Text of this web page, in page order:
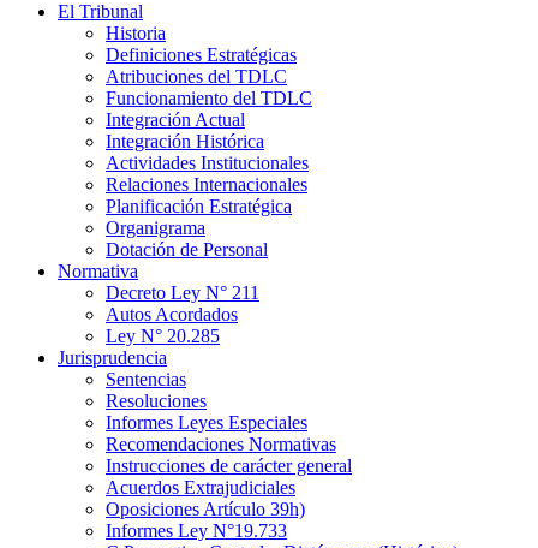
El Tribunal
Historia
Definiciones Estratégicas
Atribuciones del TDLC
Funcionamiento del TDLC
Integración Actual
Integración Histórica
Actividades Institucionales
Relaciones Internacionales
Planificación Estratégica
Organigrama
Dotación de Personal
Normativa
Decreto Ley N° 211
Autos Acordados
Ley N° 20.285
Jurisprudencia
Sentencias
Resoluciones
Informes Leyes Especiales
Recomendaciones Normativas
Instrucciones de carácter general
Acuerdos Extrajudiciales
Oposiciones Artículo 39h)
Informes Ley N°19.733